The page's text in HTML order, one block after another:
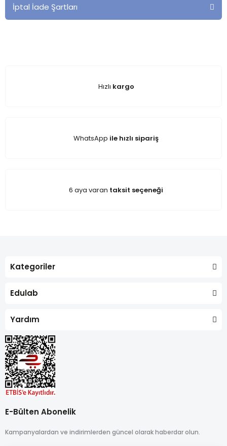
İptal İade Şartları
Hızlı kargo
WhatsApp ile hızlı sipariş
6 aya varan taksit seçeneği
Kategoriler
Edulab
Yardım
E-Bülten Abonelik
Kampanyalardan ve indirimlerden güncel olarak haberdar olun.